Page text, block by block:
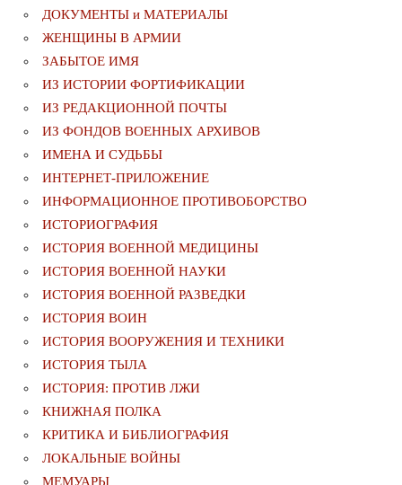
ДОКУМЕНТЫ и МАТЕРИАЛЫ
ЖЕНЩИНЫ В АРМИИ
ЗАБЫТОЕ ИМЯ
ИЗ ИСТОРИИ ФОРТИФИКАЦИИ
ИЗ РЕДАКЦИОННОЙ ПОЧТЫ
ИЗ ФОНДОВ ВОЕННЫХ АРХИВОВ
ИМЕНА И СУДЬБЫ
ИНТЕРНЕТ-ПРИЛОЖЕНИЕ
ИНФОРМАЦИОННОЕ ПРОТИВОБОРСТВО
ИСТОРИОГРАФИЯ
ИСТОРИЯ ВОЕННОЙ МЕДИЦИНЫ
ИСТОРИЯ ВОЕННОЙ НАУКИ
ИСТОРИЯ ВОЕННОЙ РАЗВЕДКИ
ИСТОРИЯ ВОИН
ИСТОРИЯ ВООРУЖЕНИЯ И ТЕХНИКИ
ИСТОРИЯ ТЫЛА
ИСТОРИЯ: ПРОТИВ ЛЖИ
КНИЖНАЯ ПОЛКА
КРИТИКА И БИБЛИОГРАФИЯ
ЛОКАЛЬНЫЕ ВОЙНЫ
МЕМУАРЫ